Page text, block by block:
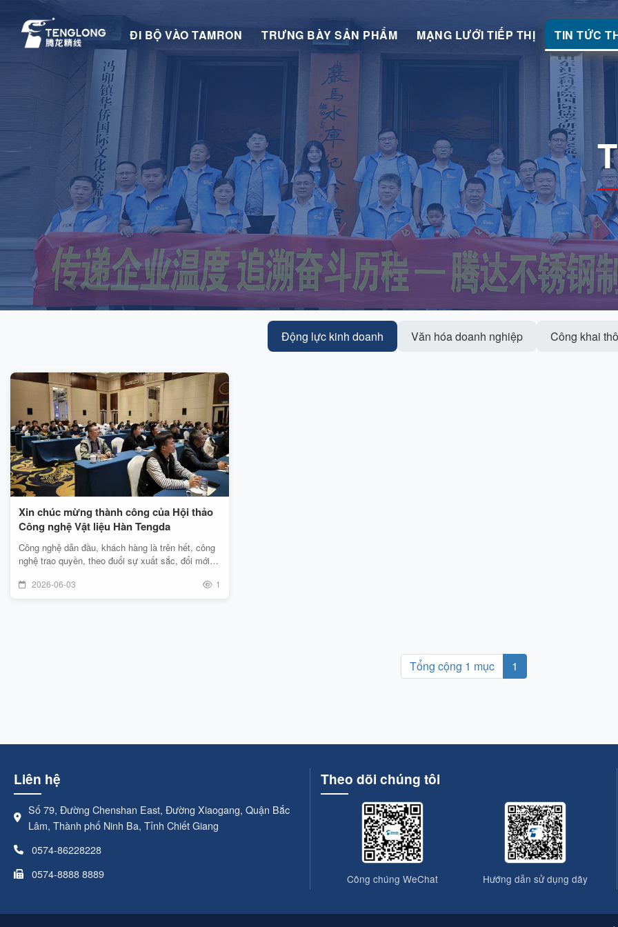
ĐI BỘ VÀO TAMRON TRƯNG BÀY SẢN PHẨM MẠNG LƯỚI TIẾP THỊ TIN TỨC
Động lực kinh doanh Văn hóa doanh nghiệp Công khai
Xin chúc mừng thành công của Hội thảo
Công nghệ Vật liệu Hàn Tengda
Công nghệ dẫn đầu, khách hàng là trên hết, công
nghệ trao quyền, theo đuổi sự xuất sắc, đổi mới,
dựng-Hội thảo công nghệ vật liệu hàn Tengda đã
2026-06-03 1
Tổng cộng 1 mục 1
Liên hệ
Số 79, Đường Chenshan East, Đường Xiaogang, Quận Bắc
Lâm, Thành phố Ninh Ba, Tỉnh Chiết Giang
0574-86228228
0574-8888 8889
Theo dõi chúng tôi
Công chúng WeChat Hướng dẫn sử dụng dây